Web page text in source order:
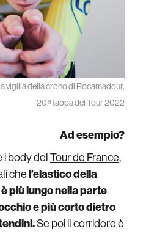
vigilia della crono di Rocamadour,
20ª tappa del Tour 2022
Ad esempio?
i body delTour de France,
chel’elastico della
più lungo nella parte
e più corto dietro
Se poi il corridore è